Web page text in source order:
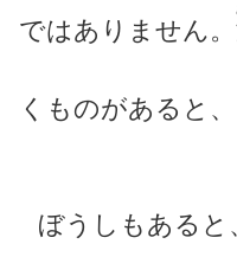
ではありません。
くものがあると
ぼうしもあると